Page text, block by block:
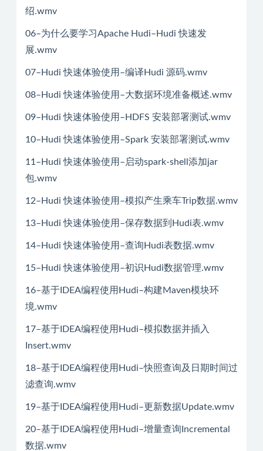
绍.wmv
06–为什么要学习Apache Hudi–Hudi 快速发
展.wmv
07–Hudi 快速体验使用–编译Hudi 源码.wmv
08–Hudi 快速体验使用–大数据环境准备概述.wmv
09–Hudi 快速体验使用–HDFS 安装部署测试.wmv
10–Hudi 快速体验使用–Spark 安装部署测试.wmv
11–Hudi 快速体验使用–启动spark-shell添加jar
包.wmv
12–Hudi 快速体验使用–模拟产生乘车Trip数据.wmv
13–Hudi 快速体验使用–保存数据到Hudi表.wmv
14–Hudi 快速体验使用–查询Hudi表数据.wmv
15–Hudi 快速体验使用–初识Hudi数据管理.wmv
16–基于IDEA编程使用Hudi–构建Maven模块环
境.wmv
17–基于IDEA编程使用Hudi–模拟数据并插入
Insert.wmv
18–基于IDEA编程使用Hudi–快照查询及日期时间过
滤查询.wmv
19–基于IDEA编程使用Hudi–更新数据Update.wmv
20–基于IDEA编程使用Hudi–增量查询Incremental
数据.wmv